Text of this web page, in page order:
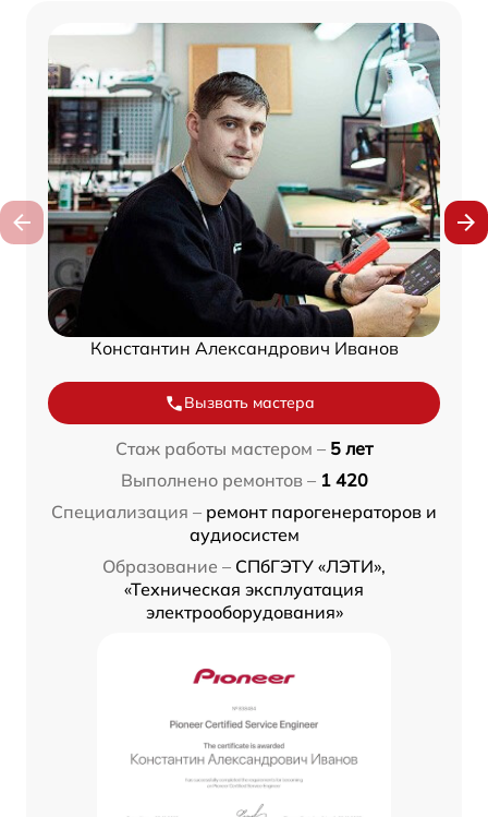
Константин Александрович Иванов
Вызвать мастера
Стаж работы мастером – 5 лет
Выполнено ремонтов – 1 420
Специализация – ремонт парогенераторов и
аудиосистем
Образование – СПбГЭТУ «ЛЭТИ»,
«Техническая эксплуатация
электрооборудования»